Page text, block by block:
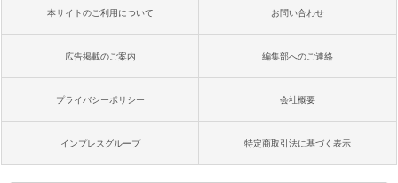
本サイトのご利用について お問い合わせ
広告掲載のご案内 編集部へのご連絡
プライバシーポリシー 会社概要
インプレスグループ 特定商取引法に基づく表示